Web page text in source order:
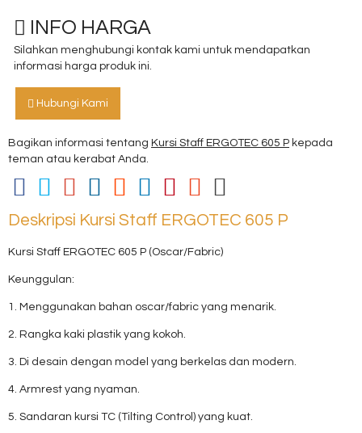
INFO HARGA
Silahkan menghubungi kontak kami untuk mendapatkan
informasi harga produk ini.
Hubungi Kami
Bagikan informasi tentang Kursi Staff ERGOTEC 605 P kepada
teman atau kerabat Anda.
Deskripsi Kursi Staff ERGOTEC 605 P
Kursi Staff ERGOTEC 605 P (Oscar/Fabric)
Keunggulan:
1. Menggunakan bahan oscar/fabric yang menarik.
2. Rangka kaki plastik yang kokoh.
3. Di desain dengan model yang berkelas dan modern.
4. Armrest yang nyaman.
5. Sandaran kursi TC (Tilting Control) yang kuat.